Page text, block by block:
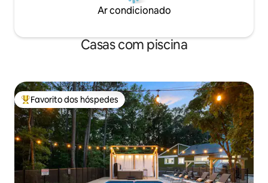
Ar condicionado
Casas com piscina
Favoritos dos hóspedes mais apreciados
Favorito dos hóspedes